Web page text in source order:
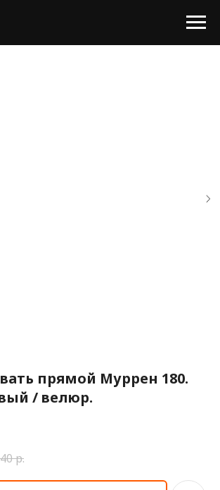
прямой Муррен 180.
/ велюр.
р.